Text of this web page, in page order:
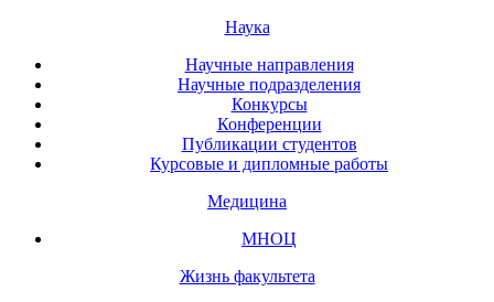
Наука
Научные направления
Научные подразделения
Конкурсы
Конференции
Публикации студентов
Курсовые и дипломные работы
Медицина
МНОЦ
Жизнь факультета